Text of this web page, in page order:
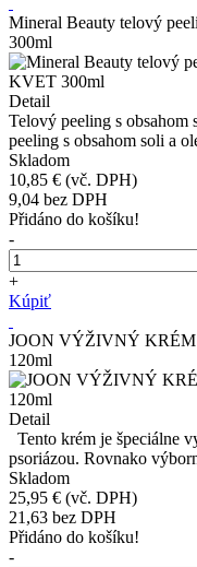
Mineral Beauty telový
300ml
Detail
Telový peeling s
peeling s obsahom soli a
Skladom
10,85 € (vč. DPH)
9,04 bez DPH
Přidáno do košíku!
-
+
Kúpiť
JOON VÝŽIVNÝ KRÉM
120ml
Detail
Tento krém je špeciálne
psoriázou. Rovnako
Skladom
25,95 € (vč. DPH)
21,63 bez DPH
Přidáno do košíku!
-